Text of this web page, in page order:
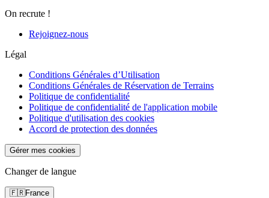
On recrute !
Rejoignez-nous
Légal
Conditions Générales d’Utilisation
Conditions Générales de Réservation de Terrains
Politique de confidentialité
Politique de confidentialité de l'application mobile
Politique d'utilisation des cookies
Accord de protection des données
Gérer mes cookies
Changer de langue
🇫🇷France